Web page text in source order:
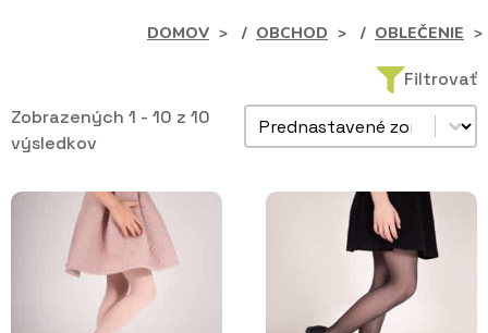
DOMOV OBCHOD OBLEČENIE
Filtrovať
Zobrazených 1 - 10 z 10
výsledkov
Zoradiť produkty
Sort content